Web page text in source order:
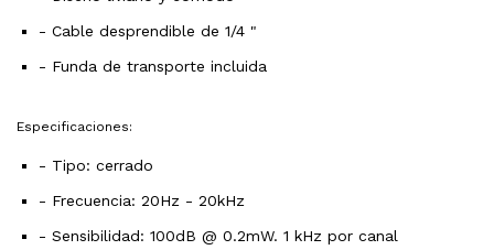
- Cable desprendible de 1/4 "
- Funda de transporte incluida
Especificaciones:
- Tipo: cerrado
- Frecuencia: 20Hz - 20kHz
- Sensibilidad: 100dB @ 0.2mW. 1 kHz por canal